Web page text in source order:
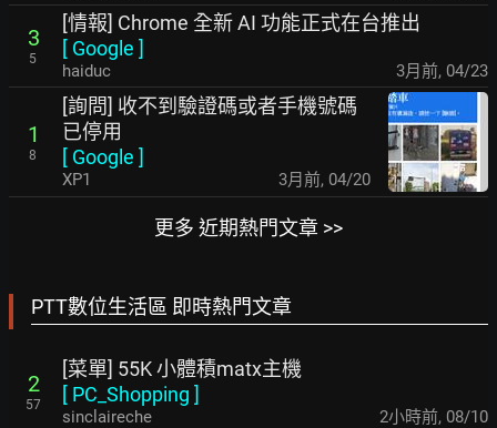
3
5
[情報] Chrome 全新 AI 功能正式在台推出
[ Google ]
haiduc 3月前, 04/23
1
8
[詢問] 收不到驗證碼或者手機號碼
已停用
[ Google ]
XP1 3月前, 04/20
更多 近期熱門文章 >>
PTT數位生活區 即時熱門文章
2
57
[菜單] 55K 小體積matx主機
[ PC_Shopping ]
sinclaireche 2小時前, 08/10